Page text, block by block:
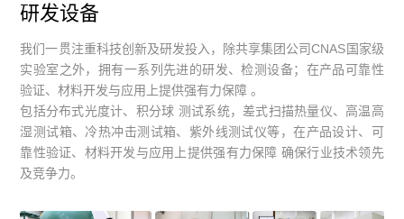
研发设备
我们一贯注重科技创新及研发投入，除共享集团公司CNAS国家级
实验室之外，拥有一系列先进的研发、检测设备；在产品可靠性
验证、材料开发与应用上提供强有力保障 。
包括分布式光度计、积分球 测试系统，差式扫描热量仪、高温高
湿测试箱、冷热冲击测试箱、紫外线测试仪等，在产品设计、可
靠性验证、材料开发与应用上提供强有力保障 确保行业技术领先
及竞争力。